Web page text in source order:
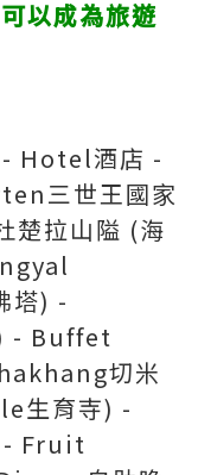
以成為旅遊
Hotel酒店 -
三世王國家
楚拉山隘 (海
塔) -
- Buffet
切米
生育寺) -
- Fruit